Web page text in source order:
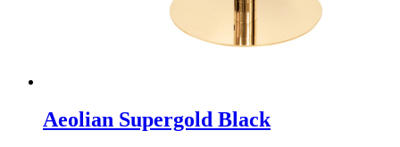
Aeolian Supergold Black